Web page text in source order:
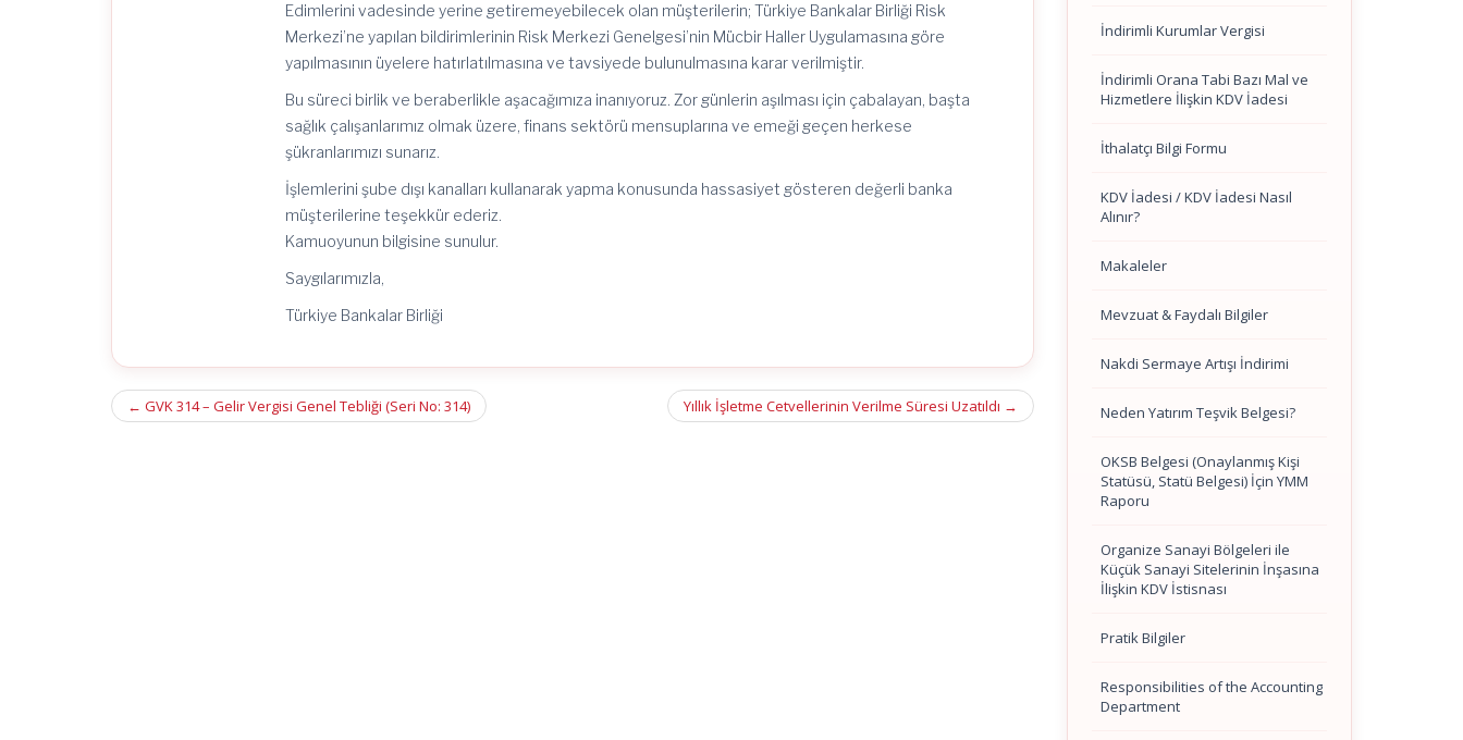
Edimlerini vadesinde yerine getiremeyebilecek olan müşterilerin; Türkiye Bankalar Birliği Risk
Merkezi’ne yapılan bildirimlerinin Risk Merkezi Genelgesi’nin Mücbir Haller Uygulamasına göre
yapılmasının üyelere hatırlatılmasına ve tavsiyede bulunulmasına karar verilmiştir.
Bu süreci birlik ve beraberlikle aşacağımıza inanıyoruz. Zor günlerin aşılması için çabalayan, başta
sağlık çalışanlarımız olmak üzere, finans sektörü mensuplarına ve emeği geçen herkese
şükranlarımızı sunarız.
İşlemlerini şube dışı kanalları kullanarak yapma konusunda hassasiyet gösteren değerli banka
müşterilerine teşekkür ederiz.
Kamuoyunun bilgisine sunulur.
Saygılarımızla,
Türkiye Bankalar Birliği
Post
← GVK 314 – Gelir Vergisi Genel Tebliği (Seri No: 314) Yıllık İşletme Cetvellerinin Verilme Süresi Uzatıldı →
İndirimli Kurumlar Vergisi
İndirimli Orana Tabi Bazı Mal ve
Hizmetlere İlişkin KDV İadesi
İthalatçı Bilgi Formu
KDV İadesi / KDV İadesi Nasıl
Alınır?
Makaleler
Mevzuat & Faydalı Bilgiler
Nakdi Sermaye Artışı İndirimi
Neden Yatırım Teşvik Belgesi?
OKSB Belgesi (Onaylanmış Kişi
Statüsü, Statü Belgesi) İçin YMM
Raporu
Organize Sanayi Bölgeleri ile
Küçük Sanayi Sitelerinin İnşasına
İlişkin KDV İstisnası
Pratik Bilgiler
Responsibilities of the Accounting
Department